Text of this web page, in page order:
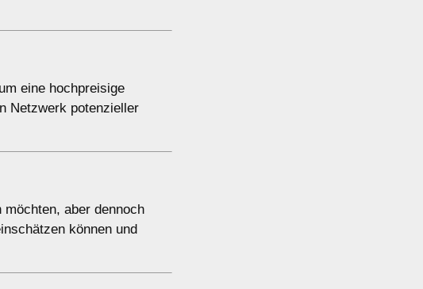
eine hochpreisige
Netzwerk potenzieller
aber dennoch
können und